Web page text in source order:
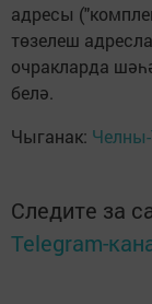
адресы
төзелеш
очракларда
белә.
Чыганак:
Следите за
Telegram-